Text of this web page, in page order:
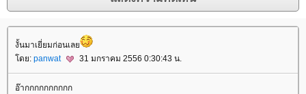
งั้นมาเยี่ยมก่อนเล
ดย: panwat 31 มกราคม 2556 0:30:43 น.
อ๊ากกกกกกกกกก